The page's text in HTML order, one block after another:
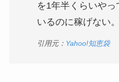
を1年半くらいや
いるのに稼げない。
引用元： Yahoo!知恵袋